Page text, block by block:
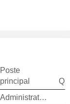
Poste
principal
Administrateur